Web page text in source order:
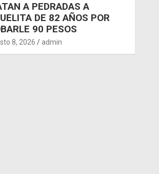
A PEDRADAS A
DE 82 AÑOS POR
90 PESOS
8, 2026 admin